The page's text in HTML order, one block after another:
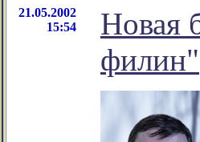
21.05.2002
15:54
Новая
филин"